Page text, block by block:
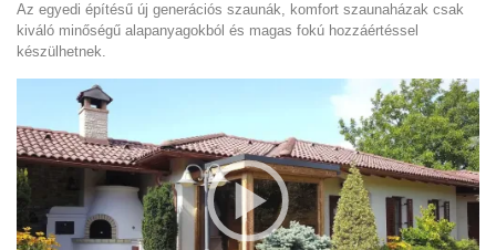
Az egyedi építésű új generációs szaunák, komfort szaunaházak csak
kiváló minőségű alapanyagokból és magas fokú hozzáértéssel
készülhetnek.